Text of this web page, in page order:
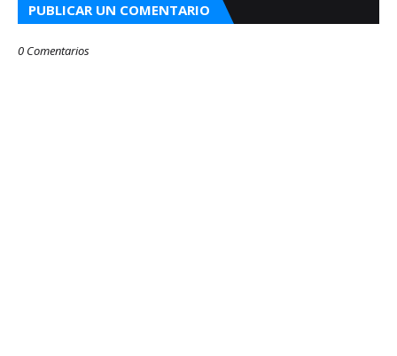
PUBLICAR UN COMENTARIO
0 Comentarios